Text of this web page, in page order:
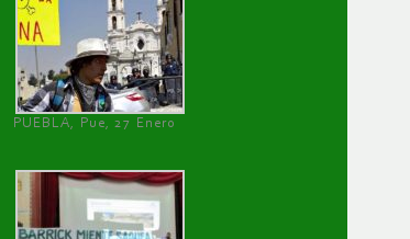
PUEBLA, Pue, 27 Enero